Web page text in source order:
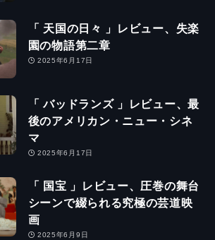
「 天国の日々 」レビュー、失楽
園の物語第二章
2025年6月17日
「 バッドランズ 」レビュー、最
後のアメリカン・ニュー・シネ
マ
2025年6月17日
「 国宝 」レビュー、圧巻の舞台
シーンで綴られる究極の芸道映
画
2025年6月9日